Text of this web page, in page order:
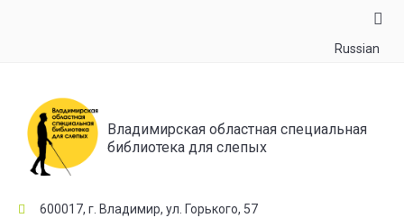
Russian
Владимирская областная специальная
библиотека для слепых
600017, г. Владимир, ул. Горького, 57